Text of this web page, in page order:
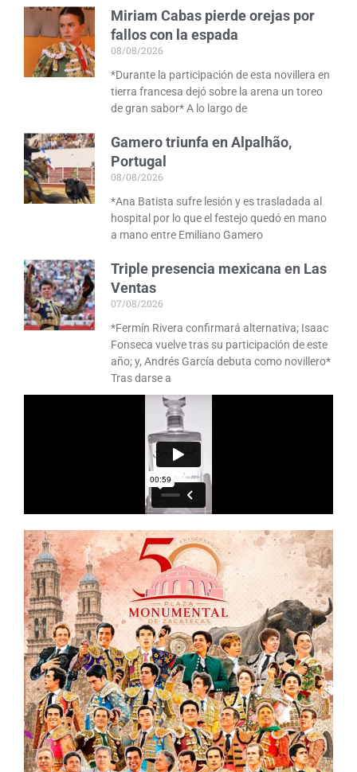
Miriam Cabas pierde orejas por
fallos con la espada
08/08/2026
*Durante la participación de esta novillera en
tierra francesa dejó sobre la arena un toreo
de gran sabor* A lo largo de
Gamero triunfa en Alpalhão,
Portugal
08/08/2026
*Ana Batista sufre lesión y es trasladada al
hospital por lo que el festejo quedó en mano
a mano entre Emiliano Gamero
Triple presencia mexicana en Las
Ventas
07/08/2026
*Fermín Rivera confirmará alternativa; Isaac
Fonseca vuelve tras su participación de este
año; y, Andrés García debuta como novillero*
Tras darse a